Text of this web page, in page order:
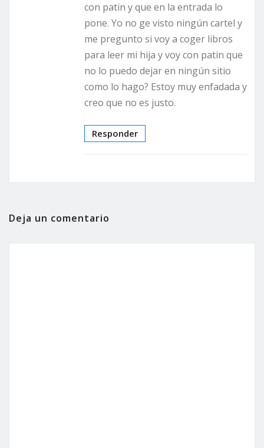
con patin y que en la entrada lo
pone. Yo no ge visto ningún cartel y
me pregunto si voy a coger libros
para leer mi hija y voy con patin que
no lo puedo dejar en ningún sitio
como lo hago? Estoy muy enfadada y
creo que no es justo.
Responder
Deja un comentario